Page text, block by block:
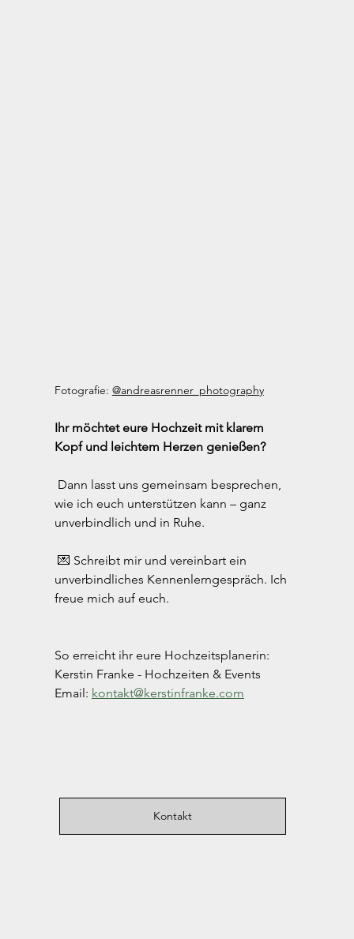
Fotografie: @andreasrenner_photography
Ihr möchtet eure Hochzeit mit klarem
Kopf und leichtem Herzen genießen?
wie ich euch unterstützen kann – ganz
unverbindlich und in Ruhe.
unverbindliches Kennenlerngespräch. Ich
freue mich auf euch.
So erreicht ihr eure Hochzeitsplanerin:
Kerstin Franke - Hochzeiten & Events
Email: kontakt@kerstinfranke.com
Kontakt